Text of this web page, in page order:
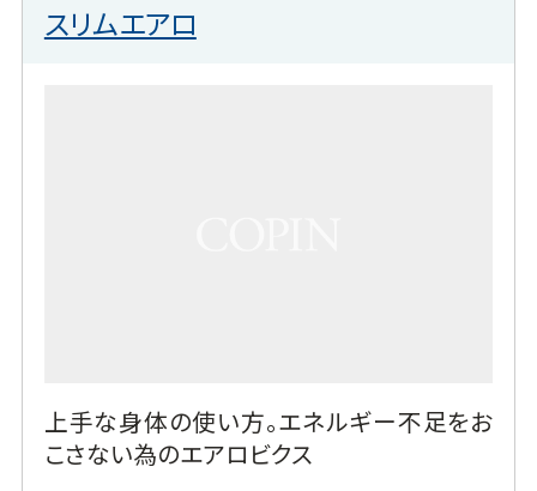
スリムエアロ
上手な身体の使い方。エネルギー不足をお
こさない為のエアロビクス